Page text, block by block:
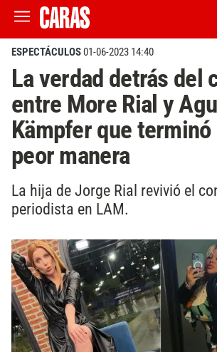
ESPECTÁCULOS01-06-2023 14:40
La verdad detrás del
entre More Rial y
Kämpfer que terminó
peor manera
La hija de Jorge Rial revivió el
periodista en LAM.